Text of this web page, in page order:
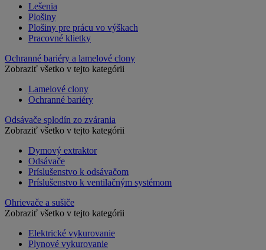
Lešenia
Plošiny
Plošiny pre prácu vo výškach
Pracovné klietky
Ochranné bariéry a lamelové clony
Zobraziť všetko v tejto kategórii
Lamelové clony
Ochranné bariéry
Odsávače splodín zo zvárania
Zobraziť všetko v tejto kategórii
Dymový extraktor
Odsávače
Príslušenstvo k odsávačom
Príslušenstvo k ventilačným systémom
Ohrievače a sušiče
Zobraziť všetko v tejto kategórii
Elektrické vykurovanie
Plynové vykurovanie